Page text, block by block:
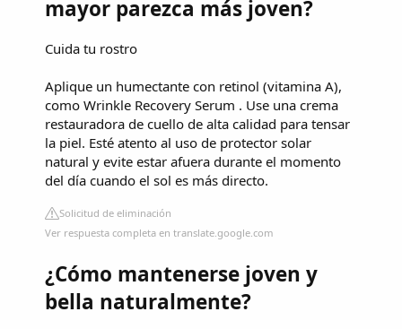
mayor parezca más joven?
Cuida tu rostro
Aplique un humectante con retinol (vitamina A),
como Wrinkle Recovery Serum . Use una crema
restauradora de cuello de alta calidad para tensar
la piel. Esté atento al uso de protector solar
natural y evite estar afuera durante el momento
del día cuando el sol es más directo.
Solicitud de eliminación
Ver respuesta completa en translate.google.com
¿Cómo mantenerse joven y
bella naturalmente?